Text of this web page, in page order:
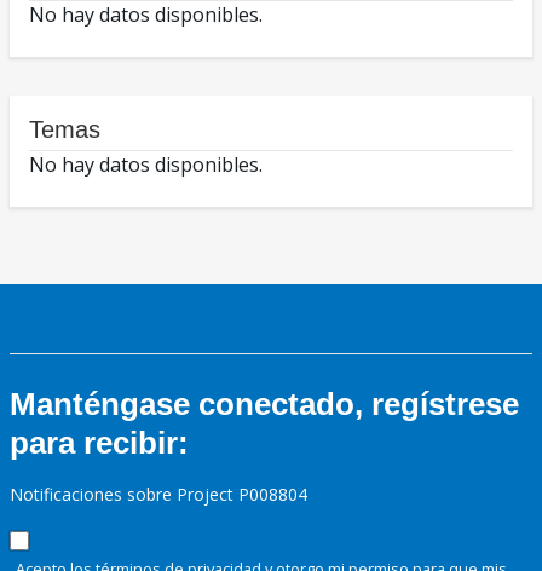
No hay datos disponibles.
Temas
No hay datos disponibles.
Manténgase conectado, regístrese
para recibir:
Notificaciones sobre Project P008804